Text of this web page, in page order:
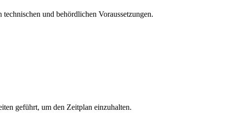
und behördlichen Voraussetzungen.
geführt, um den Zeitplan einzuhalten.